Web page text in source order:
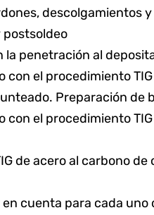
descolgamientos
postsoldeo
penetración al
con el procedimiento
Preparación de
el procedimiento
de acero al carbono de
cuenta para cada